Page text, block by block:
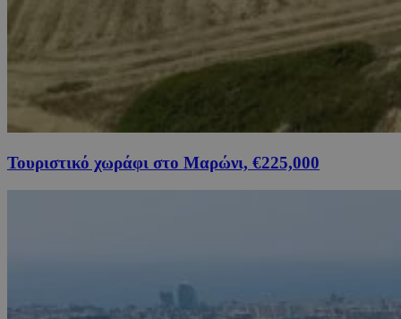
Τουριστικό χωράφι στο Μαρώνι, €225,000